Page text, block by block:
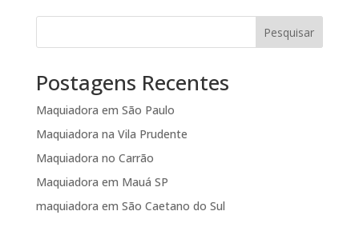
Pesquisar
Postagens Recentes
Maquiadora em São Paulo
Maquiadora na Vila Prudente
Maquiadora no Carrão
Maquiadora em Mauá SP
maquiadora em São Caetano do Sul